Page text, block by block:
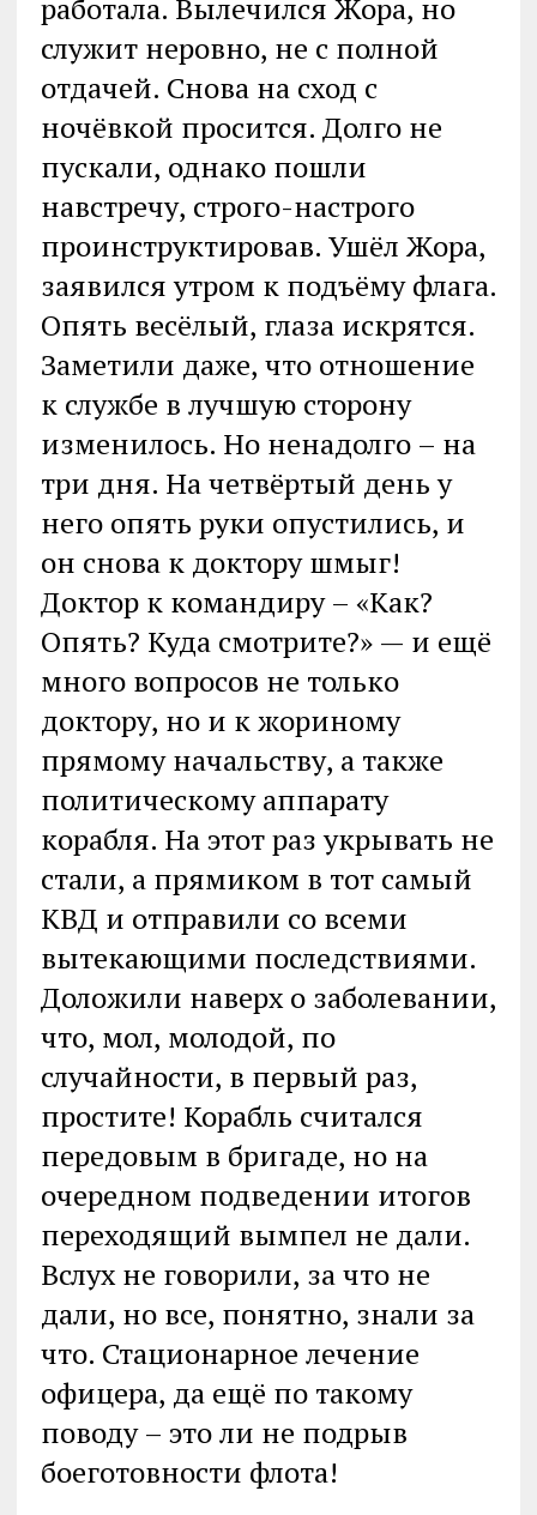
работала. Вылечился Жора, но
служит неровно, не с полной
отдачей. Снова на сход с
ночёвкой просится. Долго не
пускали, однако пошли
навстречу, строго-настрого
проинструктировав. Ушёл Жора,
заявился утром к подъёму флага.
Опять весёлый, глаза искрятся.
Заметили даже, что отношение
к службе в лучшую сторону
изменилось. Но ненадолго – на
три дня. На четвёртый день у
него опять руки опустились, и
он снова к доктору шмыг!
Доктор к командиру – «Как?
Опять? Куда смотрите?» — и ещё
много вопросов не только
доктору, но и к жориному
прямому начальству, а также
политическому аппарату
корабля. На этот раз укрывать не
стали, а прямиком в тот самый
КВД и отправили со всеми
вытекающими последствиями.
Доложили наверх о заболевании,
что, мол, молодой, по
случайности, в первый раз,
простите! Корабль считался
передовым в бригаде, но на
очередном подведении итогов
переходящий вымпел не дали.
Вслух не говорили, за что не
дали, но все, понятно, знали за
что. Стационарное лечение
офицера, да ещё по такому
поводу – это ли не подрыв
боеготовности флота!